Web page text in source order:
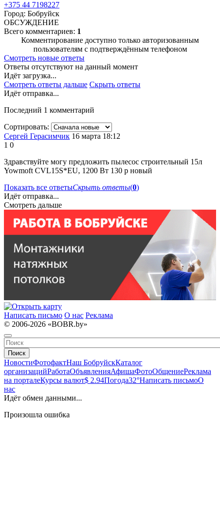
+375 44 7198227
Город: Бобруйск
ОБСУЖДЕНИЕ
Всего комментариев: 1
Комментирование доступно только авторизованным
пользователям с подтверждённым телефоном
Смотреть новые ответы
Ответы отсутствуют на данный момент
Идёт загрузка...
Смотреть ответы дальше Скрыть ответы
Идёт отправка...
Последний 1 комментарий
Сортировать:
Сергей Герасимчик 16 марта 18:12
1 0
Здравствуйте могу предложить пылесос строительный 15л
Yowmoft CVL15S*EU, 1200 Вт 130 р новый
Показать все ответыСкрыть ответы(0)
Идёт отправка...
Смотреть дальше
Написать письмо О нас Реклама
© 2006-2026 «BOBR.by»
Поиск
НовостиФотофактНаш БобруйскКаталог
организацийРаботаОбъявленияАфишаФотоОбщениеРеклама
на порталеКурсы валют$ 2.94Погода32°Написать письмоО
нас
Идёт обмен данными...
Произошла ошибка